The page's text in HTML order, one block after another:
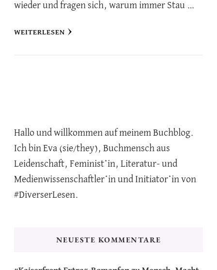
wieder und fragen sich, warum immer Stau …
WEITERLESEN
Hallo und willkommen auf meinem Buchblog.
Ich bin Eva (sie/they), Buchmensch aus
Leidenschaft, Feminist*in, Literatur- und
Medienwissenschaftler*in und Initiator*in von
#DiverserLesen.
NEUESTE KOMMENTARE